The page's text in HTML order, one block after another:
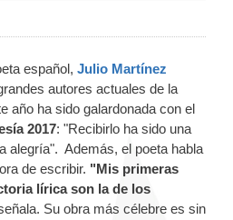
español, Julio Martínez
autores actuales de la
año ha sido galardonada con el
2017: "Recibirlo ha sido una
alegría". Además, el poeta habla
de escribir. "Mis primeras
lírica son la de los
Su obra más célebre es sin